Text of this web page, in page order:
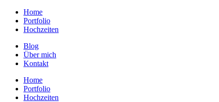
Home
Portfolio
Hochzeiten
Blog
Über mich
Kontakt
Home
Portfolio
Hochzeiten